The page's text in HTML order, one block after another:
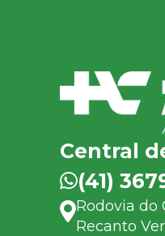
Central
(41)
Rodovia do
Recanto